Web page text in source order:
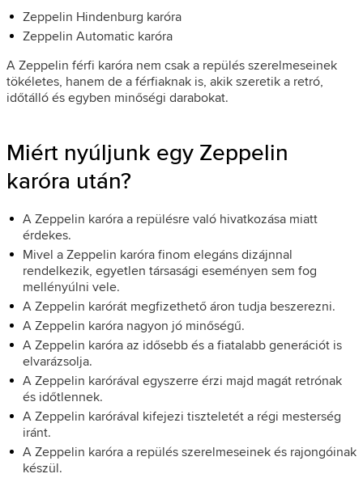
Zeppelin Hindenburg karóra
Zeppelin Automatic karóra
A Zeppelin férfi karóra nem csak a repülés szerelmeseinek
tökéletes, hanem de a férfiaknak is, akik szeretik a retró,
időtálló és egyben minőségi darabokat.
Miért nyúljunk egy Zeppelin
karóra után?
A Zeppelin karóra a repülésre való hivatkozása miatt
érdekes.
Mivel a Zeppelin karóra finom elegáns dizájnnal
rendelkezik, egyetlen társasági eseményen sem fog
mellényúlni vele.
A Zeppelin karórát megfizethető áron tudja beszerezni.
A Zeppelin karóra nagyon jó minőségű.
A Zeppelin karóra az idősebb és a fiatalabb generációt is
elvarázsolja.
A Zeppelin karórával egyszerre érzi majd magát retrónak
és időtlennek.
A Zeppelin karórával kifejezi tiszteletét a régi mesterség
iránt.
A Zeppelin karóra a repülés szerelmeseinek és rajongóinak
készül.